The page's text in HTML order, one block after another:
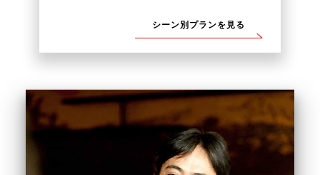
シーン別プランを見る